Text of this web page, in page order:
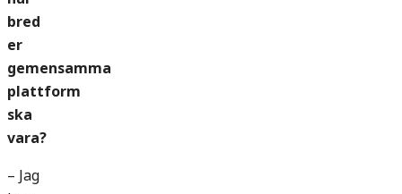
bred
er
gemensamma
plattform
ska
vara?
– Jag